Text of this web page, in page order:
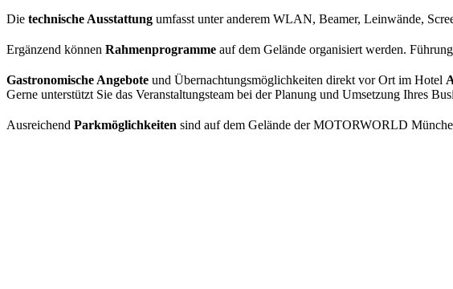
Die technische Ausstattung umfasst unter anderem WLAN, Beamer, Leinwände,
Ergänzend können Rahmenprogramme auf dem Gelände organisiert werden.
Gastronomische Angebote und Übernachtungsmöglichkeiten direkt vor Ort im Hotel
Gerne unterstützt Sie das Veranstaltungsteam bei der Planung und Umsetzung Ihres
Ausreichend Parkmöglichkeiten sind auf dem Gelände der MOTORWORLD